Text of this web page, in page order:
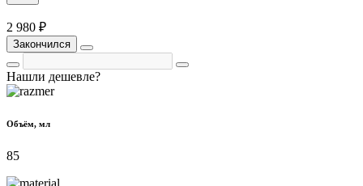
2 980 ₽
Закончился
Нашли дешевле?
Объём, мл
85